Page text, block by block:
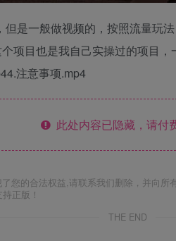
是一般做视频的，按照流量玩
项目也是我自己实操过的项目
注意事项.mp4
此处内容已隐藏，请付
您的合法权益,请联系我们删除，并向
正版！
THE END